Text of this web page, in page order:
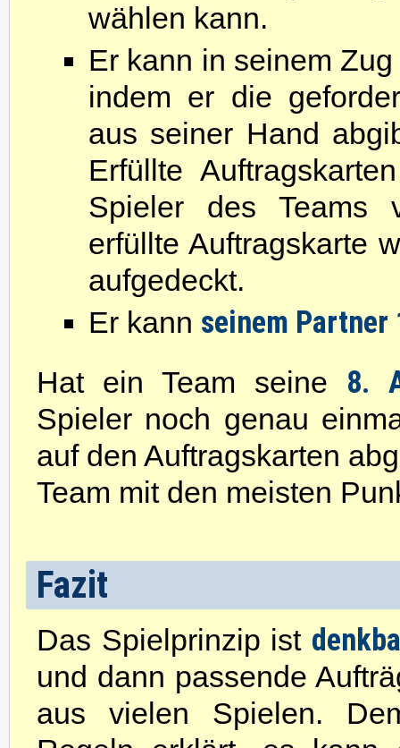
wählen kann.
Er kann in seinem
indem er die
aus seiner Hand
Erfüllte
Spieler des Teams
erfüllte Auftragskarte
aufgedeckt.
Er kann seinem Partner
Hat ein Team seine 8.
Spieler noch genau
auf den Auftragskarten
Team mit den meisten
Fazit
Das Spielprinzip ist
und dann passende
aus vielen Spielen.